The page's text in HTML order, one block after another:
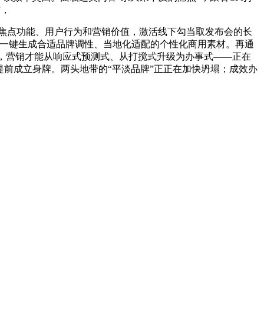
功能、用户行为和营销价值，激活线下勾当取发布会的长
生成合适品牌调性、当地化适配的个性化商用素材。再通
营销才能从响应式预测式、从打搅式升级为办事式——正在
成立身牌。两头地带的“平淡品牌”正正在加快坍塌；成效办